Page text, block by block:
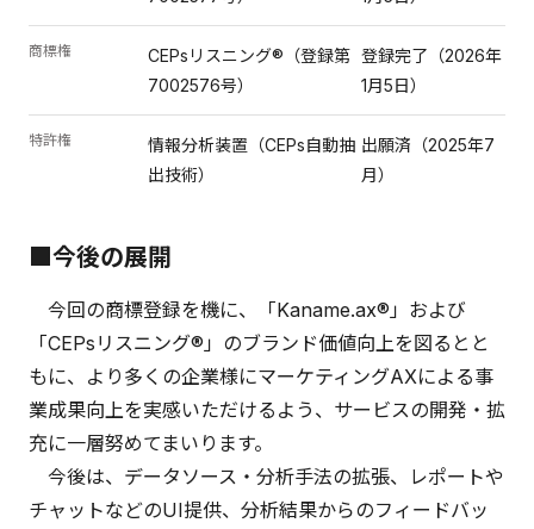
商標権
CEPsリスニング®（登録第
7002576号）
登録完了（2026年
1月5日）
特許権
情報分析装置（CEPs自動抽
出技術）
出願済（2025年7
月）
■今後の展開
今回の商標登録を機に、「Kaname.ax®」および
「CEPsリスニング®」のブランド価値向上を図るとと
もに、より多くの企業様にマーケティングAXによる事
業成果向上を実感いただけるよう、サービスの開発・拡
充に一層努めてまいります。
今後は、データソース・分析手法の拡張、レポートや
チャットなどのUI提供、分析結果からのフィードバッ